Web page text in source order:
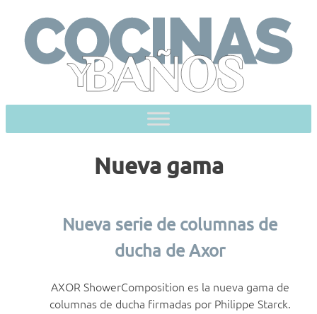
content
Nueva gama
Nueva serie de columnas de
ducha de Axor
AXOR ShowerComposition es la nueva gama de
columnas de ducha firmadas por Philippe Starck.